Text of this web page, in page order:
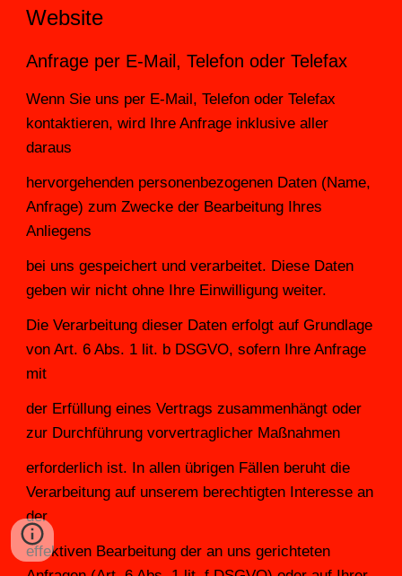
Website
Anfrage per E-Mail, Telefon oder Telefax
Wenn Sie uns per E-Mail, Telefon oder Telefax
kontaktieren, wird Ihre Anfrage inklusive aller
daraus
hervorgehenden personenbezogenen Daten (Name,
Anfrage) zum Zwecke der Bearbeitung Ihres
Anliegens
bei uns gespeichert und verarbeitet. Diese Daten
geben wir nicht ohne Ihre Einwilligung weiter.
Die Verarbeitung dieser Daten erfolgt auf Grundlage
von Art. 6 Abs. 1 lit. b DSGVO, sofern Ihre Anfrage
mit
der Erfüllung eines Vertrags zusammenhängt oder
zur Durchführung vorvertraglicher Maßnahmen
erforderlich ist. In allen übrigen Fällen beruht die
Verarbeitung auf unserem berechtigten Interesse an
der
effektiven Bearbeitung der an uns gerichteten